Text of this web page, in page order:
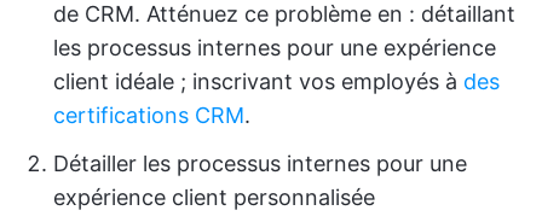
de CRM. Atténuez ce problème en : détaillant
les processus internes pour une expérience
client idéale ; inscrivant vos employés à des
certifications CRM.
Détailler les processus internes pour une
expérience client personnalisée